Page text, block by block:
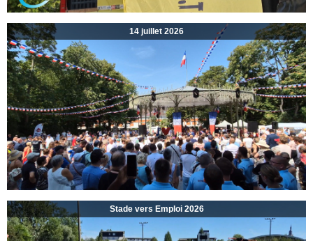
14 juillet 2026
Stade vers Emploi 2026